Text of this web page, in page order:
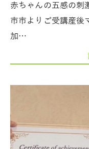
赤ちゃんの五感の
市市よりご受講産後
加…